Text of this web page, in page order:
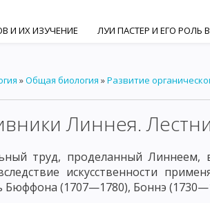
И ИХ ИЗУЧЕНИЕ ЛУИ ПАСТЕР И ЕГО
СИСТЕМАТИКА И КЛАССИФИКАЦИЯ
МИКРООРГАНИЗМОВ ПИТАНИЕ И
И АРОМАТИЧЕСКИЕ ВЕЩЕСТВА
»Общая биология »Развитие
Линнея.
труд, проделанный Линнеем,
искусственности
Бюффона (1707—1780), Боннэ